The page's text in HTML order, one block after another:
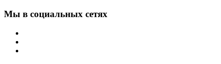
Мы в социальных сетях